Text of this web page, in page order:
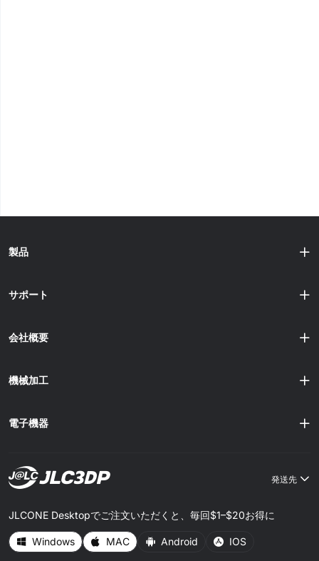
製品
サポート
会社概要
機械加工
電子機器
発送先
JLCONE Desktopでご注文いただくと、毎回$1–$20お得に
Windows MAC Android IOS